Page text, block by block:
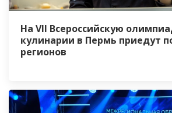
На VII Всероссийскую
кулинарии в Пермь приедут
регионов